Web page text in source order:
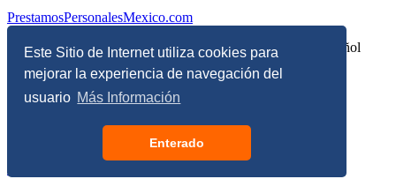
Este Sitio de Internet utiliza cookies para
mejorar la experiencia de navegación del
usuario Más Información
Enterado
PrestamosPersonalesMexico.com
Información sobre Finanzas Personales y Economía en Español
© Copyright 2017 - 2026 - Todos los derechos reservados
Términos, Condiciones y Políticas de Privacidad